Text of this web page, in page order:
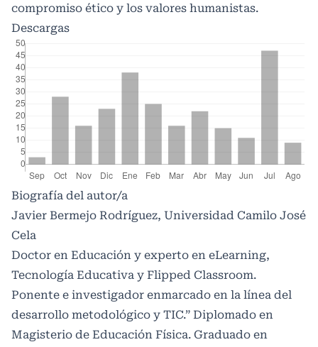
compromiso ético y los valores humanistas.
Descargas
Biografía del autor/a
Javier Bermejo Rodríguez, Universidad Camilo José
Cela
Doctor en Educación y experto en eLearning,
Tecnología Educativa y Flipped Classroom.
Ponente e investigador enmarcado en la línea del
desarrollo metodológico y TIC.” Diplomado en
Magisterio de Educación Física. Graduado en